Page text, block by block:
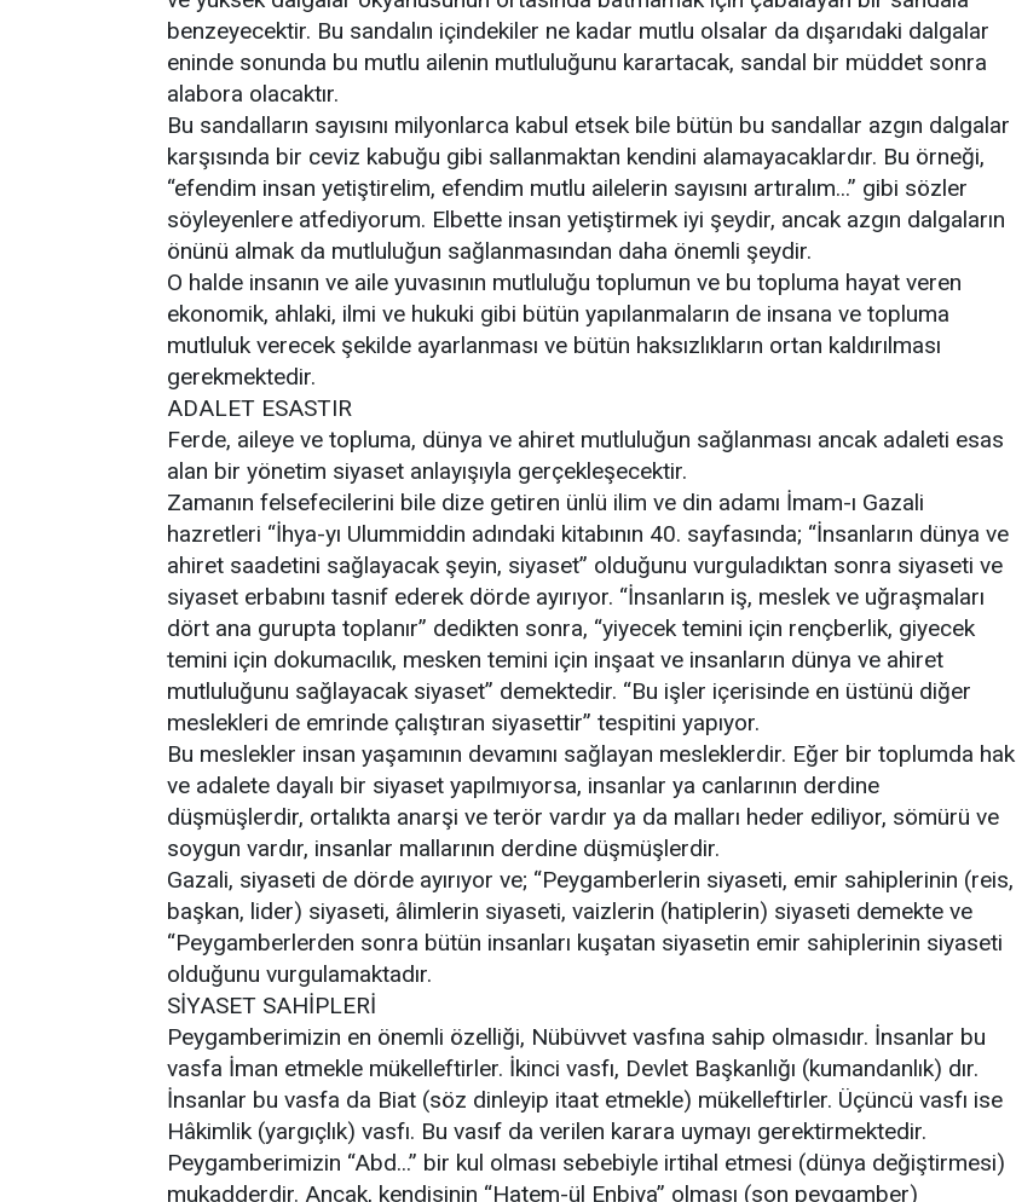
benzeyecektir. Bu sandalın içindekiler ne kadar mutlu olsalar da dışarıdaki dalgalar
eninde sonunda bu mutlu ailenin mutluluğunu karartacak, sandal bir müddet sonra
alabora olacaktır.
Bu sandalların sayısını milyonlarca kabul etsek bile bütün bu sandallar azgın dalgalar
karşısında bir ceviz kabuğu gibi sallanmaktan kendini alamayacaklardır. Bu örneği,
“efendim insan yetiştirelim, efendim mutlu ailelerin sayısını artıralım...” gibi sözler
söyleyenlere atfediyorum. Elbette insan yetiştirmek iyi şeydir, ancak azgın dalgaların
önünü almak da mutluluğun sağlanmasından daha önemli şeydir.
O halde insanın ve aile yuvasının mutluluğu toplumun ve bu topluma hayat veren
ekonomik, ahlaki, ilmi ve hukuki gibi bütün yapılanmaların de insana ve topluma
mutluluk verecek şekilde ayarlanması ve bütün haksızlıkların ortan kaldırılması
gerekmektedir.
ADALET ESASTIR
Ferde, aileye ve topluma, dünya ve ahiret mutluluğun sağlanması ancak adaleti esas
alan bir yönetim siyaset anlayışıyla gerçekleşecektir.
Zamanın felsefecilerini bile dize getiren ünlü ilim ve din adamı İmam-ı Gazali
hazretleri “İhya-yı Ulummiddin adındaki kitabının 40. sayfasında; “İnsanların dünya ve
ahiret saadetini sağlayacak şeyin, siyaset” olduğunu vurguladıktan sonra siyaseti ve
siyaset erbabını tasnif ederek dörde ayırıyor. “İnsanların iş, meslek ve uğraşmaları
dört ana gurupta toplanır” dedikten sonra, “yiyecek temini için rençberlik, giyecek
temini için dokumacılık, mesken temini için inşaat ve insanların dünya ve ahiret
mutluluğunu sağlayacak siyaset” demektedir. “Bu işler içerisinde en üstünü diğer
meslekleri de emrinde çalıştıran siyasettir” tespitini yapıyor.
Bu meslekler insan yaşamının devamını sağlayan mesleklerdir. Eğer bir toplumda hak
ve adalete dayalı bir siyaset yapılmıyorsa, insanlar ya canlarının derdine
düşmüşlerdir, ortalıkta anarşi ve terör vardır ya da malları heder ediliyor, sömürü ve
soygun vardır, insanlar mallarının derdine düşmüşlerdir.
Gazali, siyaseti de dörde ayırıyor ve; “Peygamberlerin siyaseti, emir sahiplerinin (reis,
başkan, lider) siyaseti, âlimlerin siyaseti, vaizlerin (hatiplerin) siyaseti demekte ve
“Peygamberlerden sonra bütün insanları kuşatan siyasetin emir sahiplerinin siyaseti
olduğunu vurgulamaktadır.
SİYASET SAHİPLERİ
Peygamberimizin en önemli özelliği, Nübüvvet vasfına sahip olmasıdır. İnsanlar bu
vasfa İman etmekle mükelleftirler. İkinci vasfı, Devlet Başkanlığı (kumandanlık) dır.
İnsanlar bu vasfa da Biat (söz dinleyip itaat etmekle) mükelleftirler. Üçüncü vasfı ise
Hâkimlik (yargıçlık) vasfı. Bu vasıf da verilen karara uymayı gerektirmektedir.
Peygamberimizin “Abd...” bir kul olması sebebiyle irtihal etmesi (dünya değiştirmesi)
mukadderdir. Ancak, kendisinin “Hatem-ül Enbiya” olması (son peygamber)